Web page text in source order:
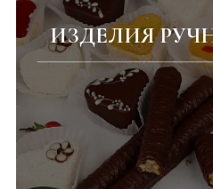
ИЗДЕЛИЯ